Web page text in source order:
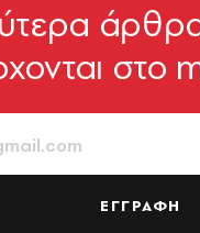
με
1965 επιστρέφει με
στο
ΕΓΓΡΑΦΗ